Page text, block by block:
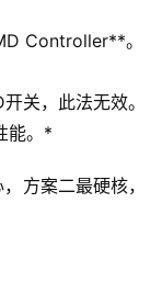
Controller**。
关，此法无效。
能。*
方案二最硬核，